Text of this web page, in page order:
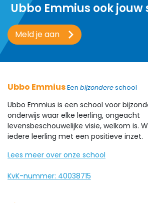
Ubbo Emmius ook jouw
Meld je aan
Ubbo EmmiusEen bijzondereschool
Ubbo Emmius is een school voor
onderwijs waar elke leerling, ongeacht
levensbeschouwelijke visie, welkom is.
iedere leerling met een positieve inzet.
Lees meer over onze school
KvK-nummer: 40038715